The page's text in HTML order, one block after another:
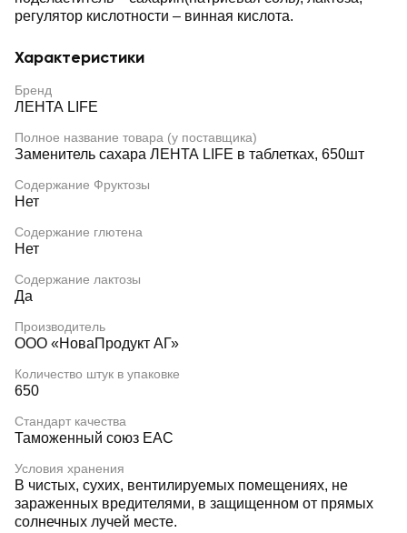
регулятор кислотности – винная кислота.
Характеристики
Бренд
ЛЕНТА LIFE
Полное название товара (у поставщика)
Заменитель сахара ЛЕНТА LIFE в таблетках, 650шт
Содержание Фруктозы
Нет
Содержание глютена
Нет
Содержание лактозы
Да
Производитель
ООО «НоваПродукт АГ»
Количество штук в упаковке
650
Стандарт качества
Таможенный союз EAC
Условия хранения
В чистых, сухих, вентилируемых помещениях, не
зараженных вредителями, в защищенном от прямых
солнечных лучей месте.